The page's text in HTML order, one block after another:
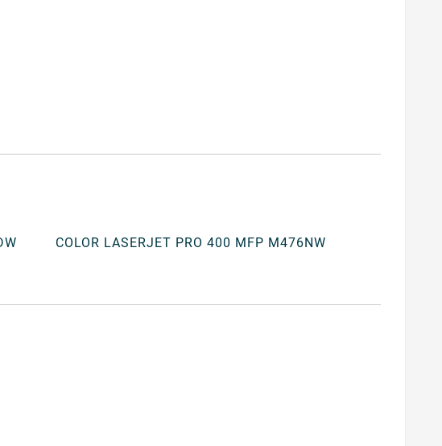
COLOR LASERJET PRO 400 MFP M476NW